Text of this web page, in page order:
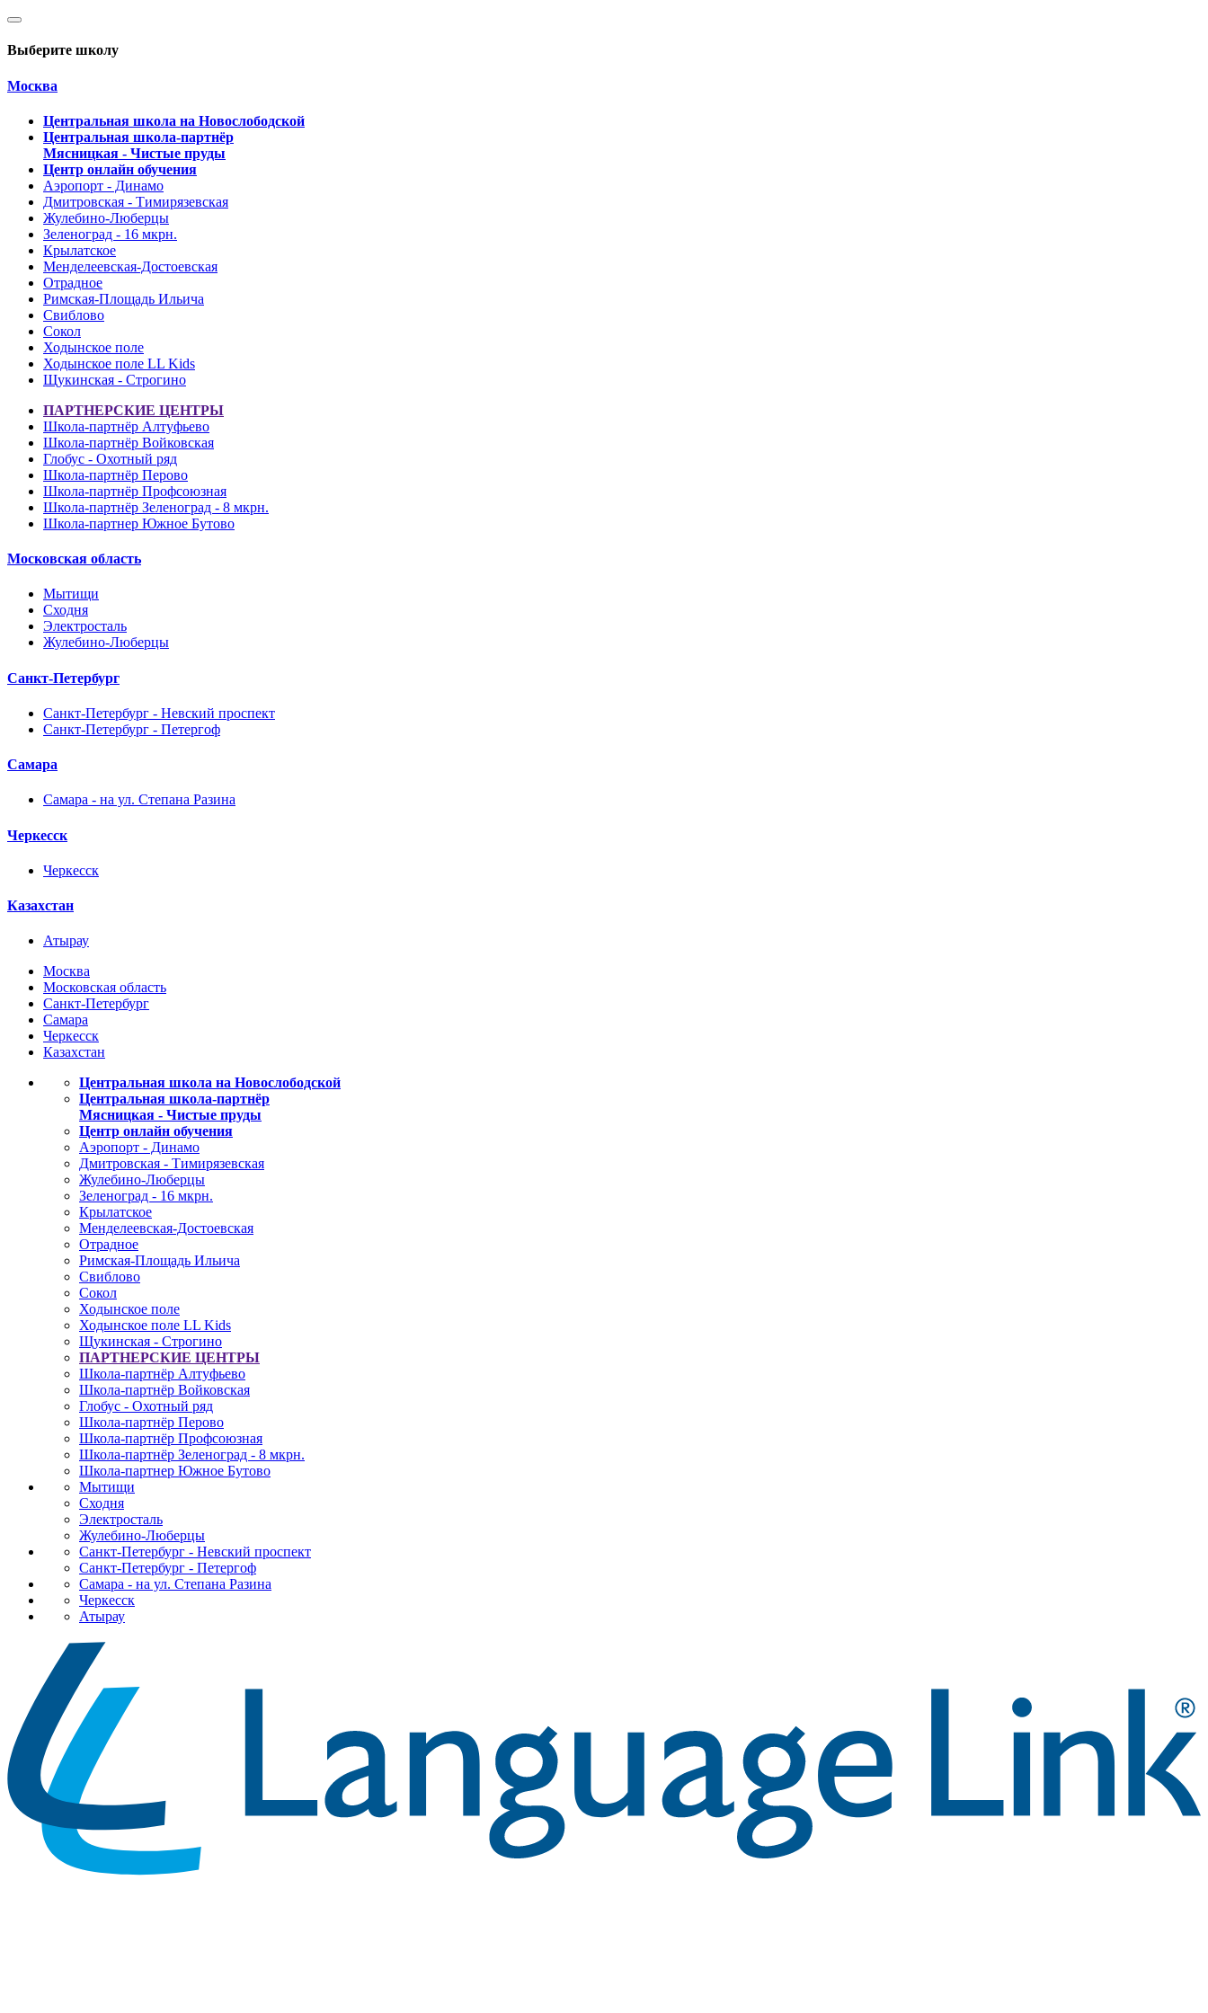
Выберите школу
Москва
Центральная школа на Новослободской
Центральная школа-партнёр
Мясницкая - Чистые пруды
Центр онлайн обучения
Аэропорт - Динамо
Дмитровская - Тимирязевская
Жулебино-Люберцы
Зеленоград - 16 мкрн.
Крылатское
Менделеевская-Достоевская
Отрадное
Римская-Площадь Ильича
Свиблово
Сокол
Ходынское поле
Ходынское поле LL Kids
Щукинская - Строгино
ПАРТНЕРСКИЕ ЦЕНТРЫ
Школа-партнёр Алтуфьево
Школа-партнёр Войковская
Глобус - Охотный ряд
Школа-партнёр Перово
Школа-партнёр Профсоюзная
Школа-партнёр Зеленоград - 8 мкрн.
Школа-партнер Южное Бутово
Московская область
Мытищи
Сходня
Электросталь
Жулебино-Люберцы
Санкт-Петербург
Санкт-Петербург - Невский проспект
Санкт-Петербург - Петергоф
Самара
Самара - на ул. Степана Разина
Черкесск
Черкесск
Казахстан
Атырау
Москва
Московская область
Санкт-Петербург
Самара
Черкесск
Казахстан
Центральная школа на Новослободской
Центральная школа-партнёр
Мясницкая - Чистые пруды
Центр онлайн обучения
Аэропорт - Динамо
Дмитровская - Тимирязевская
Жулебино-Люберцы
Зеленоград - 16 мкрн.
Крылатское
Менделеевская-Достоевская
Отрадное
Римская-Площадь Ильича
Свиблово
Сокол
Ходынское поле
Ходынское поле LL Kids
Щукинская - Строгино
ПАРТНЕРСКИЕ ЦЕНТРЫ
Школа-партнёр Алтуфьево
Школа-партнёр Войковская
Глобус - Охотный ряд
Школа-партнёр Перово
Школа-партнёр Профсоюзная
Школа-партнёр Зеленоград - 8 мкрн.
Школа-партнер Южное Бутово
Мытищи
Сходня
Электросталь
Жулебино-Люберцы
Санкт-Петербург - Невский проспект
Санкт-Петербург - Петергоф
Самара - на ул. Степана Разина
Черкесск
Атырау